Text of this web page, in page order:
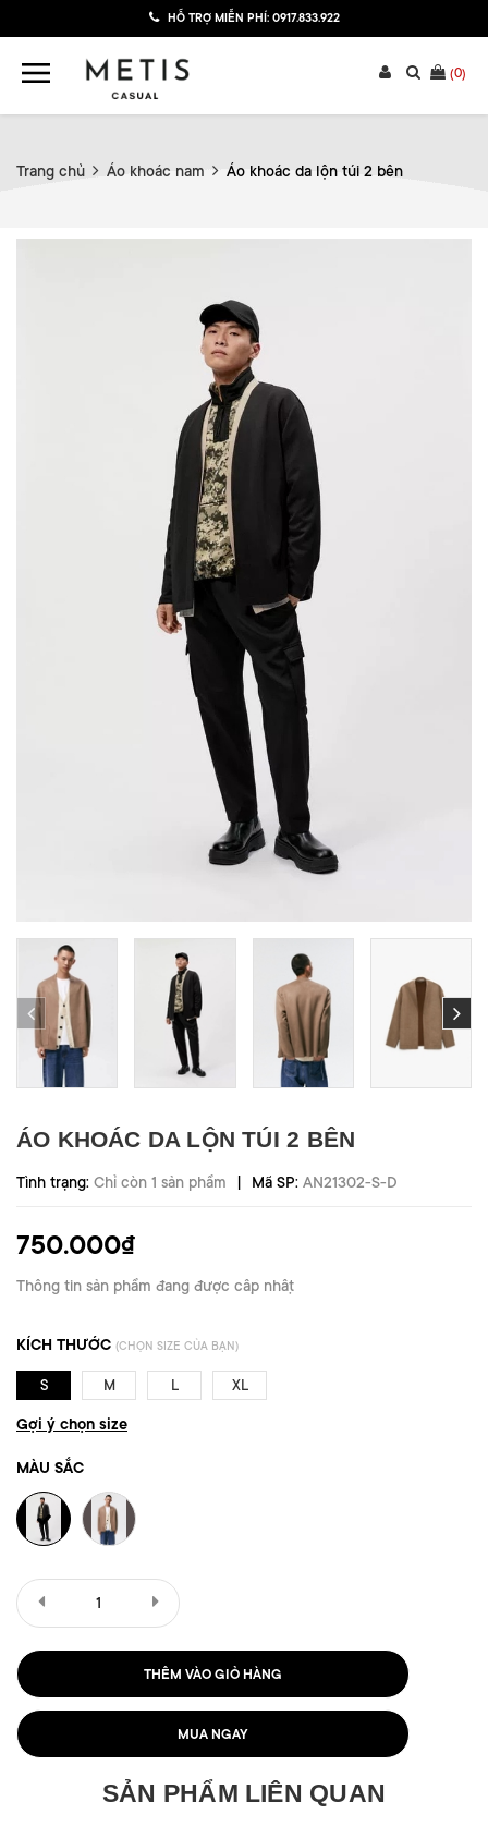
HỖ TRỢ MIỄN PHÍ: 0917.833.922
(0)
Trang chủ Áo khoác nam Áo khoác da lộn túi 2 bên
ÁO KHOÁC DA LỘN TÚI 2 BÊN
Tình trạng: Chỉ còn 1 sản phẩm | Mã SP: AN21302-S-D
750.000₫
Thông tin sản phẩm đang được cập nhật
KÍCH THƯỚC (CHỌN SIZE CỦA BẠN)
S M L XL
Gợi ý chọn size
MÀU SẮC
THÊM VÀO GIỎ HÀNG
MUA NGAY
SẢN PHẨM LIÊN QUAN